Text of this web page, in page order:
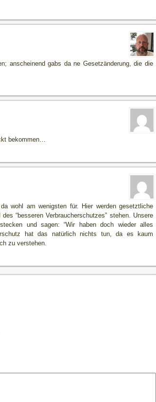
anscheinend gabs da ne Gesetzänderung, die die
bekommen…
wohl am wenigsten für. Hier werden gesetztliche
“besseren Verbraucherschutzes” stehen. Unsere
und sagen: “Wir haben doch wieder alles
hat das natürlich nichts tun, da es kaum
zu verstehen.